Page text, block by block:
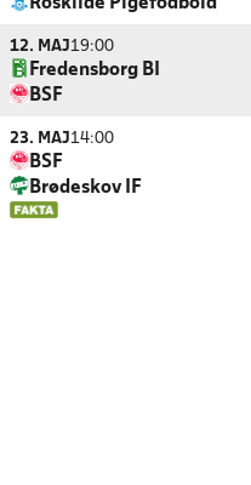
Roskilde Pigefodbold
12. MAJ19:00
Fredensborg BI
BSF
23. MAJ14:00
BSF
Brødeskov IF